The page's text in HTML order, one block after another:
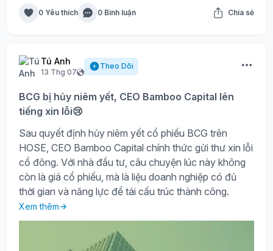
0 Yêu thích 0 Bình luận Chia sẻ
Tú Anh
13 Thg 07
Theo Dõi
BCG bị hủy niêm yết, CEO Bamboo Capital lên
tiếng xin lỗi😢
Sau quyết định hủy niêm yết cổ phiếu BCG trên
HOSE, CEO Bamboo Capital chính thức gửi thư xin lỗi
cổ đông. Với nhà đầu tư, câu chuyện lúc này không
còn là giá cổ phiếu, mà là liệu doanh nghiệp có đủ
thời gian và năng lực để tái cấu trúc thành công.
Xem thêm